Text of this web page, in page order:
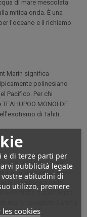
e di terze parti per
pubblicità legate
abitudini di
utilizzo, premere
cookies
di mare mescolata
mitica onda. È una
l'oceano e il richiamo
Marin significa
polinesiano
Pacifico. Per chi
MONOÏ DE
di Tahiti.
che vogliate scoprirlo,
a un viaggio olfattivo
la maestosità delle
e dalla forza
e risvegliate l'anima